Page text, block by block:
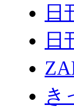
日
日
き